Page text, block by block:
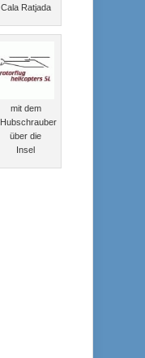
Cala Ratjada
mit dem
Hubschrauber
über die
Insel